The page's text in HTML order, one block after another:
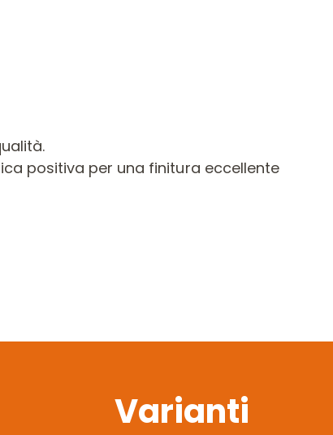
positiva per una finitura eccellente
Varianti